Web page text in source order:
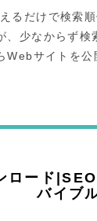
るだけで検索
、少なからず検
Webサイトを
ロード
バイブ